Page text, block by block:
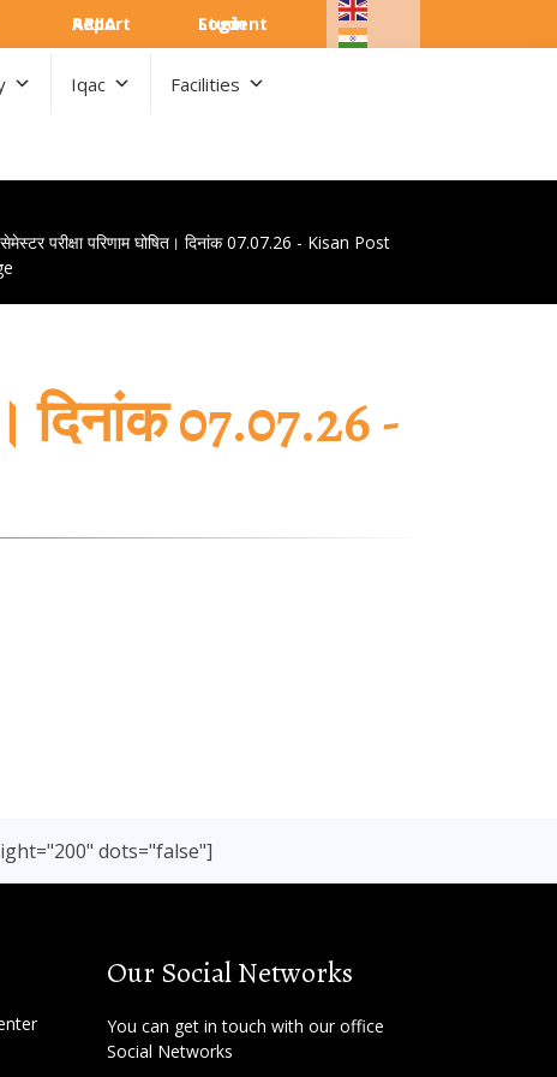
ARIIA Report Student Login
Iqac Facilities
परीक्षा परिणाम घोषित। दिनांक 07.07.26 - Kisan Post
दिनांक 07.07.26 -
dots="false"]
Our Social Networks
You can get in touch with our office
Social Networks